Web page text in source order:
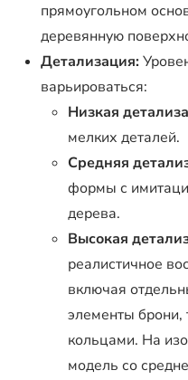
прямоугольном
деревянную
Детализация:
варьироваться:
Низкая
мелких деталей.
Средняя
формы с
дерева.
Высокая
реалистичное
включая
элементы брони,
кольцами. На
модель со